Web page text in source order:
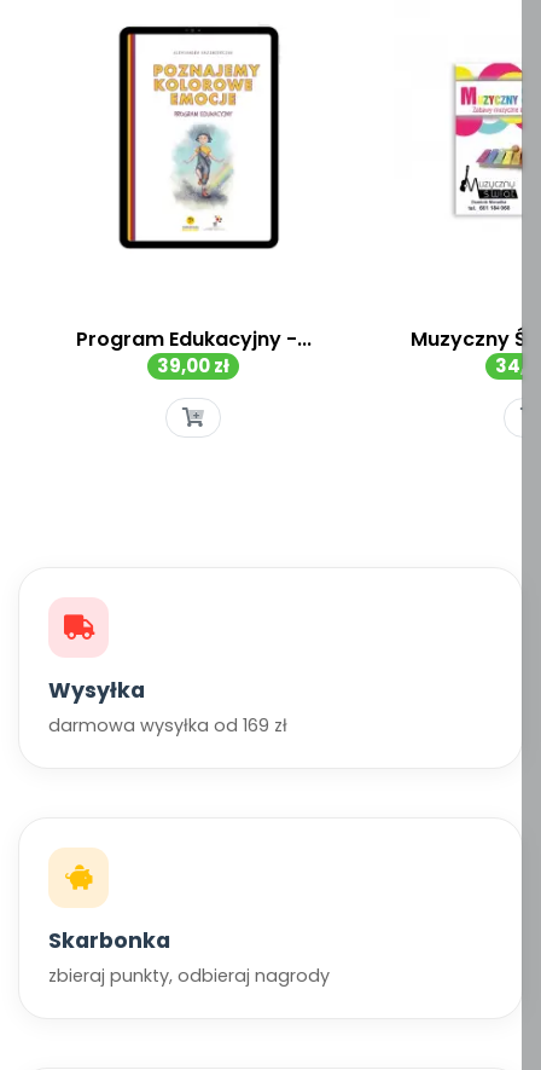
Program Edukacyjny -...
Cena
39,00 zł
Muzyczny
Wysyłka
darmowa wysyłka od 169 zł
Skarbonka
zbieraj punkty, odbieraj nagrody